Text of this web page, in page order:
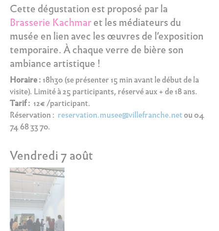
Cette dégustation est proposé par la
Brasserie Kachmaret les médiateurs du
musée en lien avec les œuvres de l’exposition
temporaire. À chaque verre de bière son
ambiance artistique !
Horaire :18h30 (se présenter 15 min avant le début de la
visite). Limité à 25 participants, réservé aux + de 18 ans.
Tarif : 12€ /participant.
Réservation : reservation.musee@villefranche.netou 04
74 68 33 70.
Vendredi 7 août